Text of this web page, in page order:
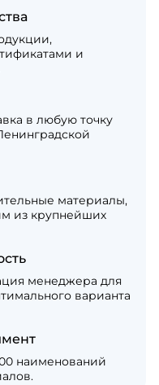
и
в любую точку
материалы,
из крупнейших
менеджера для
варианта
наименований